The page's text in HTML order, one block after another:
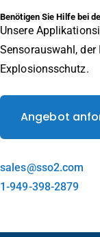
Benötigen Sie Hilfe bei
Unsere
Sensorauswahl,
Explosionsschutz.
Angebot
sales@sso2.com
1-949-398-2879